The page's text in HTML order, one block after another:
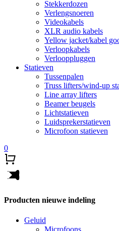
Stekkerdozen
Verlengsnoeren
Videokabels
XLR audio kabels
Yellow jacket/kabel
Verloopkabels
Verlooppluggen
Statieven
Tussenpalen
Truss lifters/wind-up
Line array lifters
Beamer beugels
Lichtstatieven
Luidsprekerstatieven
Microfoon statieven
0
Producten nieuwe indeling
Geluid
Microfoons